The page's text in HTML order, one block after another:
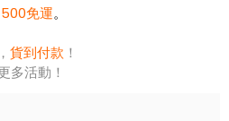
免運。
貨到付款 ！
多活動！